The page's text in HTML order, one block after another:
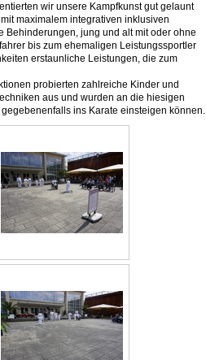
wir unsere Kampfkunst gut gelaunt
maximalem integrativen inklusiven
Behinderungen, jung und alt mit oder ohne
bis zum ehemaligen Leistungssportler
erstaunliche Leistungen, die zum
probierten zahlreiche Kinder und
aus und wurden an die hiesigen
ins Karate einsteigen können.